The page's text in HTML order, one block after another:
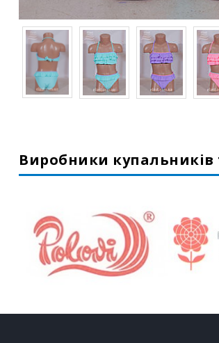
Виробники купальників